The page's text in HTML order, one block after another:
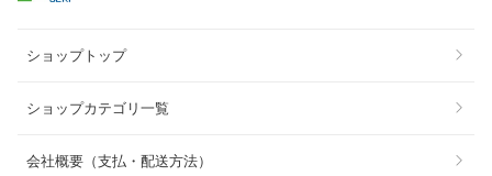
ショップトップ
ショップカテゴリ一覧
会社概要（支払・配送方法）